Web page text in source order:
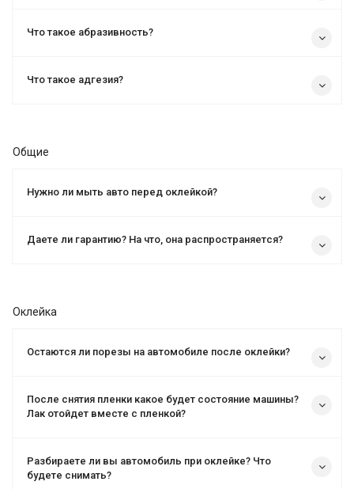
Что такое абразивность?
Что такое адгезия?
Общие
Нужно ли мыть авто перед оклейкой?
Даете ли гарантию? На что, она распространяется?
Оклейка
Остаются ли порезы на автомобиле после оклейки?
После снятия пленки какое будет состояние машины?
Лак отойдет вместе с пленкой?
Разбираете ли вы автомобиль при оклейке? Что
будете снимать?